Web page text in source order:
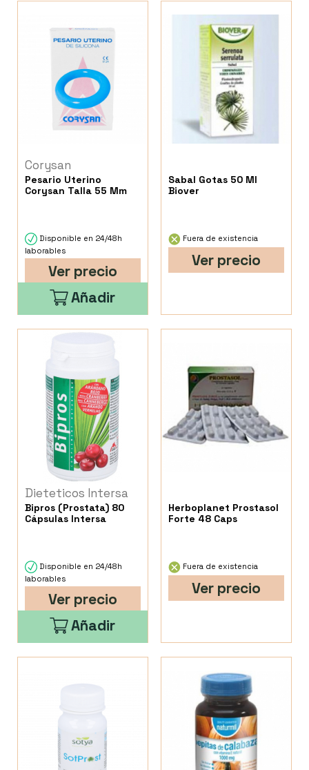
Corysan
Pesario Uterino
Corysan Talla 55 Mm
Disponible en 24/48h
laborables
Ver precio
Añadir
Sabal Gotas 50 Ml
Biover
Fuera de existencia
Ver precio
Dieteticos Intersa
Bipros (Prostata) 80
Cápsulas Intersa
Disponible en 24/48h
laborables
Ver precio
Añadir
Herboplanet Prostasol
Forte 48 Caps
Fuera de existencia
Ver precio